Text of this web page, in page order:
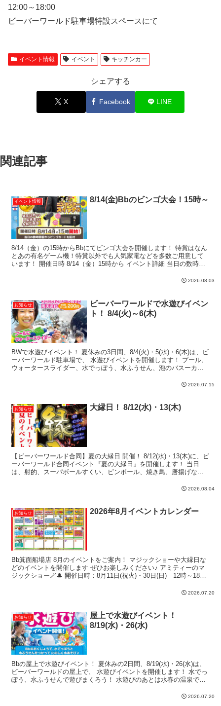
12:00～18:00
ビーバーワールド駐車場特設スペースにて
イベント情報 イベント キッチンカー
シェアする
X Facebook LINE
関連記事
イベント情報 8/14(金)Bbのビンゴ大会！15時～
8/14（金）の15時からBbにてビンゴ大会を開催します！ 特賞はなん
とあの有名ゲーム機！特賞以外でも人気家電などを多数ご用意して
います！ 開催日時 8/14（金）15時から イベント詳細 当日の数時間
2026.08.03
お知らせ
ビーバーワールドで水遊びイベン
ト！ 8/4(火)～6(木)
BWで水遊びイベント！ 夏休みの3日間、8/4(火)・5(水)・6(木)は、ビ
ーバーワールド駐車場で、 水遊びイベントを開催します！ プール、
ウォータースライダー、水でっぽう、水ふうせん、泡のバスーカ
2026.07.15
お知らせ 大縁日！ 8/12(水)・13(木)
【ビーバーワールド合同】夏の大縁日 開催！ 8/12(水)・13(木)に、ビ
ーバーワールド合同イベント『夏の大縁日』を開催します！ 当日
は、射的、スーパボールすくい、ピンボール、焼き鳥、唐揚げなど
2026.08.04
お知らせ 2026年8月イベントカレンダー
Bb箕面船場店 8月のイベントをご案内！ マジックショーや大縁日な
どのイベントを開催します ぜひお楽しみください♪ アミティーのマ
ジックショー🪄🎩 開催日時：8月11日(祝火)・30日(日) 12時～18時
2026.07.20
お知らせ
屋上で水遊びイベント！
8/19(水)・26(水)
Bbの屋上で水遊びイベント！ 夏休みの2日間、8/19(水)・26(水)は、
ビーバーワールドの屋上で、 水遊びイベントを開催します！ 水でっ
ぽう、水ふうせんで遊びまくろう！ 水遊びのあとは水春の温泉でゆ
2026.07.20